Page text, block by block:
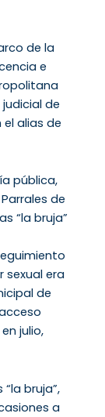
de la
e
de
alias de
pública,
de
“la bruja”
sexual era
de
julio,
bruja”,
a